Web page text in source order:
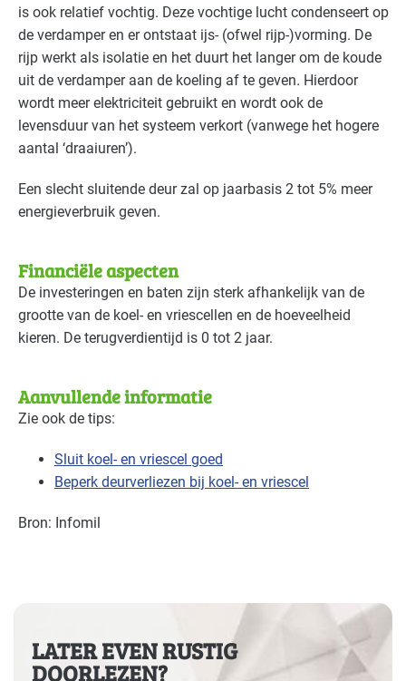
is ook relatief vochtig. Deze vochtige lucht condenseert op
de verdamper en er ontstaat ijs- (ofwel rijp-)vorming. De
rijp werkt als isolatie en het duurt het langer om de koude
uit de verdamper aan de koeling af te geven. Hierdoor
wordt meer elektriciteit gebruikt en wordt ook de
levensduur van het systeem verkort (vanwege het hogere
aantal ‘draaiuren’).
Een slecht sluitende deur zal op jaarbasis 2 tot 5% meer
energieverbruik geven.
Financiële aspecten
De investeringen en baten zijn sterk afhankelijk van de
grootte van de koel- en vriescellen en de hoeveelheid
kieren. De terugverdientijd is 0 tot 2 jaar.
Aanvullende informatie
Zie ook de tips:
Sluit koel- en vriescel goed
Beperk deurverliezen bij koel- en vriescel
Bron: Infomil
LATER EVEN RUSTIG
DOORLEZEN?